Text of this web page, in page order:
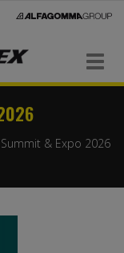
Navigaatio
& Expo 2026